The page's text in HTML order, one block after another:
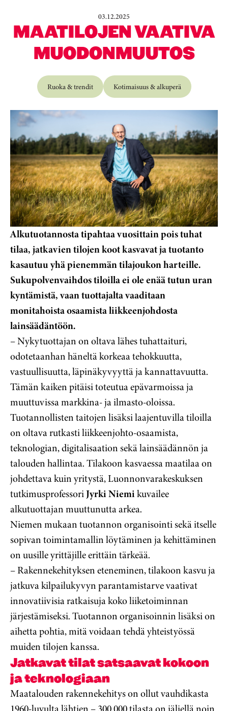
03.12.2025
MAATILOJEN VAATIVA
MUODONMUUTOS
Ruoka & trendit Kotimaisuus & alkuperä
Alkutuotannosta tipahtaa vuosittain pois tuhat
tilaa, jatkavien tilojen koot kasvavat ja tuotanto
kasautuu yhä pienemmän tilajoukon harteille.
Sukupolvenvaihdos tiloilla ei ole enää tutun uran
kyntämistä, vaan tuottajalta vaaditaan
monitahoista osaamista liikkeenjohdosta
lainsäädäntöön.
– Nykytuottajan on oltava lähes tuhattaituri,
odotetaanhan häneltä korkeaa tehokkuutta,
vastuullisuutta, läpinäkyvyyttä ja kannattavuutta.
Tämän kaiken pitäisi toteutua epävarmoissa ja
muuttuvissa markkina- ja ilmasto-oloissa.
Tuotannollisten taitojen lisäksi laajentuvilla tiloilla
on oltava rutkasti liikkeenjohto-osaamista,
teknologian, digitalisaation sekä lainsäädännön ja
talouden hallintaa. Tilakoon kasvaessa maatilaa on
johdettava kuin yritystä, Luonnonvarakeskuksen
tutkimusprofessoriJyrki Niemikuvailee
alkutuottajan muuttunutta arkea.
Niemen mukaan tuotannon organisointi sekä itselle
sopivan toimintamallin löytäminen ja kehittäminen
on uusille yrittäjille erittäin tärkeää.
– Rakennekehityksen eteneminen, tilakoon kasvu ja
jatkuva kilpailukyvyn parantamistarve vaativat
innovatiivisia ratkaisuja koko liiketoiminnan
järjestämiseksi. Tuotannon organisoinnin lisäksi on
aihetta pohtia, mitä voidaan tehdä yhteistyössä
muiden tilojen kanssa.
Jatkavat tilat satsaavat kokoon
ja teknologiaan
Maatalouden rakennekehitys on ollut vauhdikasta